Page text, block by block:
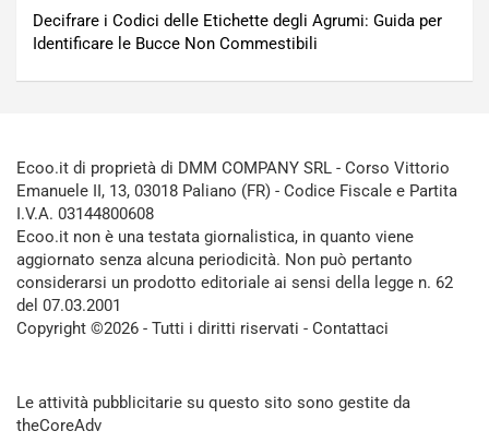
Decifrare i Codici delle Etichette degli Agrumi: Guida per
Identificare le Bucce Non Commestibili
Ecoo.it di proprietà di DMM COMPANY SRL - Corso Vittorio
Emanuele II, 13, 03018 Paliano (FR) - Codice Fiscale e Partita
I.V.A. 03144800608
Ecoo.it non è una testata giornalistica, in quanto viene
aggiornato senza alcuna periodicità. Non può pertanto
considerarsi un prodotto editoriale ai sensi della legge n. 62
del 07.03.2001
Copyright ©2026 - Tutti i diritti riservati - Contattaci
Le attività pubblicitarie su questo sito sono gestite da
theCoreAdv